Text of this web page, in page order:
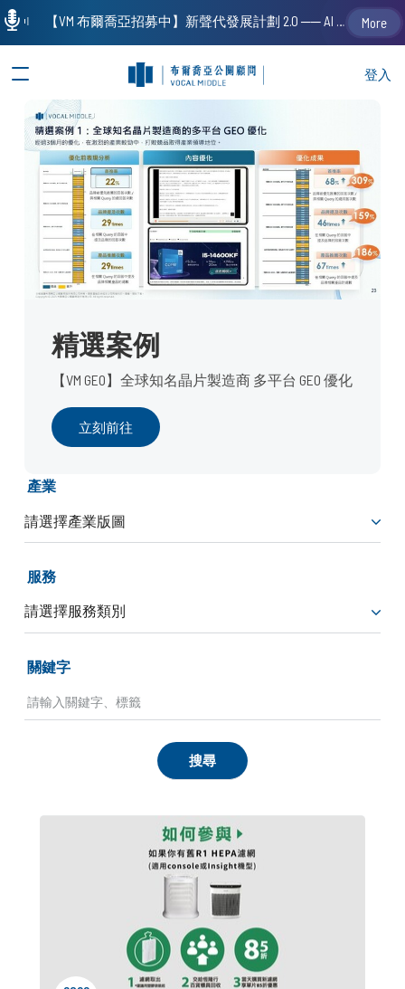
登入
精選案例
【VM GEO】全球知名晶片製造商 多平台 GEO 優化
立刻前往
產業
服務
關鍵字
【VM 布爾喬亞招募中】新聲代發展計劃 2.0 ── AI PR 人才加速養成計劃（歡迎「應屆畢業生」、「一年以下相關 / 三年以下非相關經驗工作者」申請加入） More